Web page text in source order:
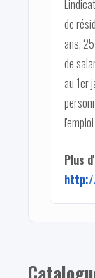
de
ans,
de
au 1er
Plus